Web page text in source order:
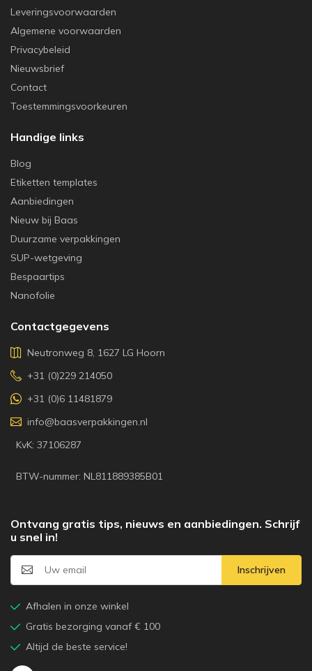
Leveringsvoorwaarden
Algemene voorwaarden
Privacybeleid
Nieuwsbrief
Contact
Toestemmingsvoorkeuren
Handige links
Blog
Etiketten templates
Aanbiedingen
Nieuw bij Baas
Duurzame verpakkingen
SUP-wetgeving
Bespaartips
Nanofolie
Contactgegevens
Neutronweg 8, 1627 LG Hoorn
+31 (0)229 214050
+31 (0)6 11481879
info@baasverpakkingen.nl
KvK: 37106287
BTW-nummer: NL811889385B01
Ontvang gratis tips, nieuws en aanbiedingen. Schrijf
u snel in!
Inschrijven
Afhalen in onze winkel
Gratis bezorging vanaf € 100
Altijd de beste service!